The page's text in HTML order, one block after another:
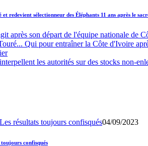
redevient sélectionneur des Éléphants 11 ans après le
après son départ de l'équipe nationale de
Qui pour entraîner la Côte d'Ivoire
les autorités sur des stocks non-
04/09/2023
confisqués